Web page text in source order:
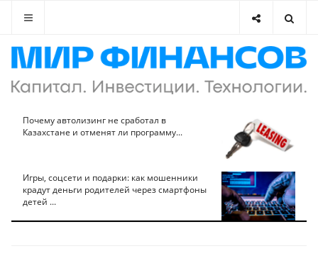
Почему автолизинг не сработал в
Казахстане и отменят ли программу...
Игры, соцсети и подарки: как мошенники
крадут деньги родителей через смартфоны
детей ...